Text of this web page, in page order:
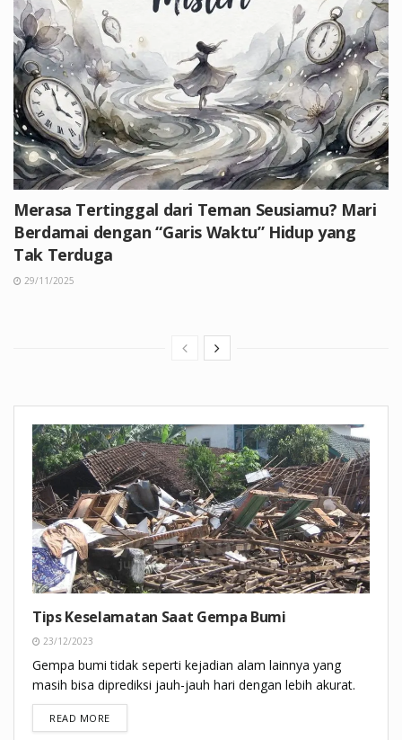
Merasa Tertinggal dari Teman Seusiamu? Mari
Berdamai dengan “Garis Waktu” Hidup yang
Tak Terduga
29/11/2025
Tips Keselamatan Saat Gempa Bumi
23/12/2023
Gempa bumi tidak seperti kejadian alam lainnya yang
masih bisa diprediksi jauh-jauh hari dengan lebih akurat.
READ MOREDETAILS